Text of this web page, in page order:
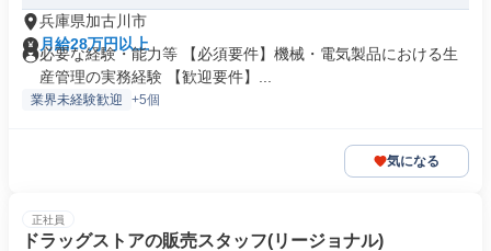
兵庫県加古川市
月給28万円以上
必要な経験・能力等 【必須要件】機械・電気製品における生
産管理の実務経験 【歓迎要件】...
業界未経験歓迎 +5個
気になる
正社員
ドラッグストアの販売スタッフ(リージョナル)